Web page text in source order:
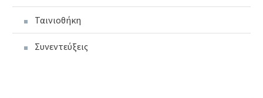
Ταινιοθήκη
Συνεντεύξεις